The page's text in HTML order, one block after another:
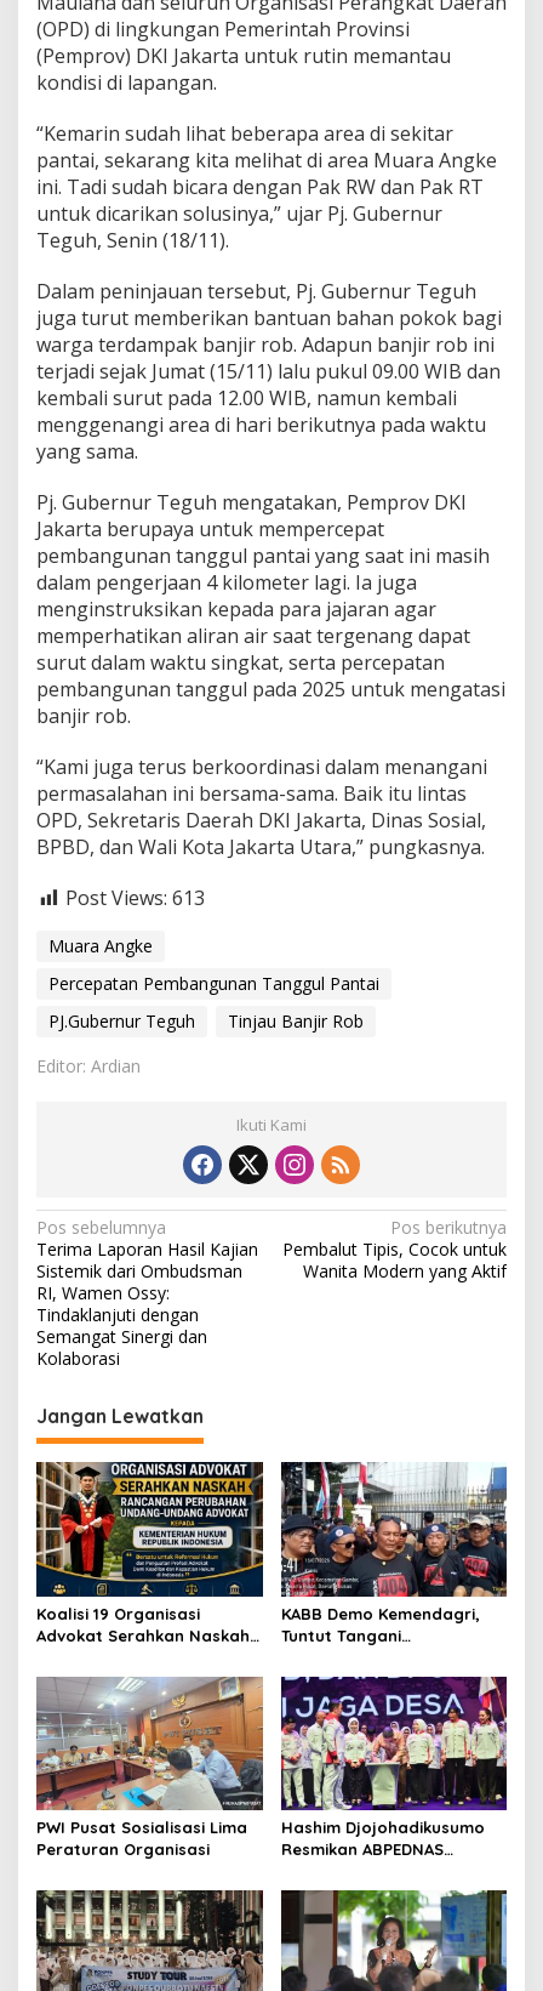
h
r
k
s
i
P
e
r
c
e
p
a
e
m
b
a
n
g
u
a
n
n
g
u
l
i
(OPD) di lingkungan Pemerintah Provinsi
(Pemprov) DKI Jakarta untuk rutin memantau
kondisi di lapangan.
“Kemarin sudah lihat beberapa area di sekitar
pantai, sekarang kita melihat di area Muara Angke
ini. Tadi sudah bicara dengan Pak RW dan Pak RT
untuk dicarikan solusinya,” ujar Pj. Gubernur
Teguh, Senin (18/11).
Dalam peninjauan tersebut, Pj. Gubernur Teguh
juga turut memberikan bantuan bahan pokok bagi
warga terdampak banjir rob. Adapun banjir rob ini
terjadi sejak Jumat (15/11) lalu pukul 09.00 WIB dan
kembali surut pada 12.00 WIB, namun kembali
menggenangi area di hari berikutnya pada waktu
yang sama.
Pj. Gubernur Teguh mengatakan, Pemprov DKI
Jakarta berupaya untuk mempercepat
pembangunan tanggul pantai yang saat ini masih
dalam pengerjaan 4 kilometer lagi. Ia juga
menginstruksikan kepada para jajaran agar
memperhatikan aliran air saat tergenang dapat
surut dalam waktu singkat, serta percepatan
pembangunan tanggul pada 2025 untuk mengatasi
banjir rob.
“Kami juga terus berkoordinasi dalam menangani
permasalahan ini bersama-sama. Baik itu lintas
OPD, Sekretaris Daerah DKI Jakarta, Dinas Sosial,
BPBD, dan Wali Kota Jakarta Utara,” pungkasnya.
Post Views: 613
Muara Angke
Percepatan Pembangunan Tanggul Pantai
PJ.Gubernur Teguh
Tinjau Banjir Rob
Editor: Ardian
Ikuti Kami
N
a
v
i
g
a
s
i
p
o
s
Pos sebelumnya
Terima Laporan Hasil Kajian
Sistemik dari Ombudsman
RI, Wamen Ossy:
Tindaklanjuti dengan
Semangat Sinergi dan
Kolaborasi
Pos berikutnya
Pembalut Tipis, Cocok untuk
Wanita Modern yang Aktif
Jangan Lewatkan
Koalisi 19 Organisasi
Advokat Serahkan Naskah
Hukum RI
KABB Demo Kemendagri,
Tuntut Tangani
Jabatan
PWI Pusat Sosialisasi Lima
Peraturan Organisasi
Hashim Djojohadikusumo
Resmikan ABPEDNAS
Perkuat Ketahanan
Nasional dari Desa